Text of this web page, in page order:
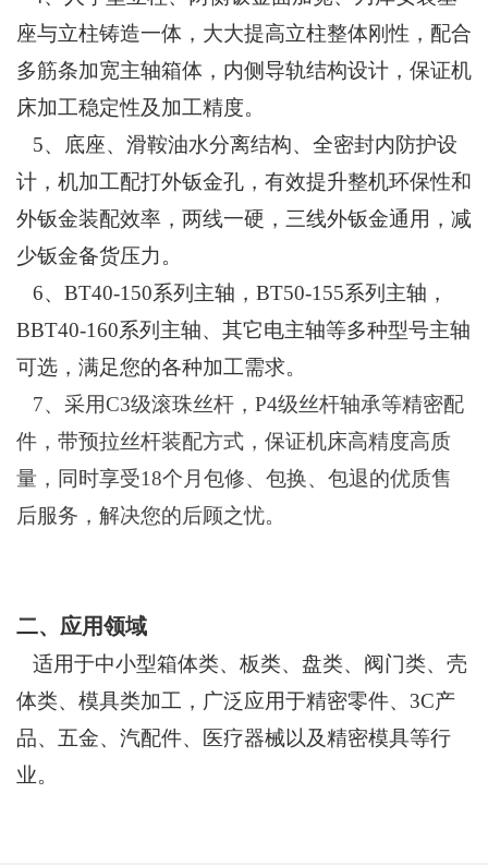
座与立柱铸造一体，大大提高立柱整体刚性，配合
多筋条加宽主轴箱体，内侧导轨结构设计，保证机
床加工稳定性及加工精度。
5、底座、滑鞍油水分离结构、全密封内防护设
计，机加工配打外钣金孔，有效提升整机环保性和
外钣金装配效率，两线一硬，三线外钣金通用，减
少钣金备货压力。
6、BT40-150系列主轴，BT50-155系列主轴，
BBT40-160系列主轴、其它电主轴等多种型号主轴
可选，满足您的各种加工需求。
7、采用C3级滚珠丝杆，P4级丝杆轴承等精密配
件，带预拉丝杆装配方式，保证机床高精度高质
量，同时享受18个月包修、包换、包退的优质售
后服务，解决您的后顾之忧。
二、应用领域
适用于中小型箱体类、板类、盘类、阀门类、壳
体类、模具类加工，广泛应用于精密零件、 3C产
品、五金、汽配件、医疗器械以及精密模具等行
业。